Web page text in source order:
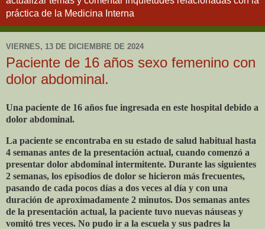
práctica de la Medicina Interna
VIERNES, 13 DE DICIEMBRE DE 2024
Paciente de 16 años sexo femenino con
dolor abdominal.
Una paciente de 16 años fue ingresada en este hospital debido a
dolor abdominal.
La paciente se encontraba en su estado de salud habitual hasta
4 semanas antes de la presentación actual, cuando comenzó a
presentar dolor abdominal intermitente. Durante las siguientes
2 semanas, los episodios de dolor se hicieron más frecuentes,
pasando de cada pocos días a dos veces al día y con una
duración de aproximadamente 2 minutos. Dos semanas antes
de la presentación actual, la paciente tuvo nuevas náuseas y
vomitó tres veces. No pudo ir a la escuela y sus padres la